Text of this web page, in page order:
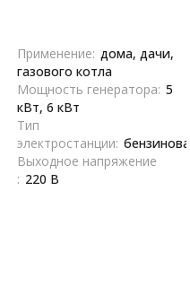
Применение: дома, дачи,
газового котла
Мощность генератора: 5
кВт, 6 кВт
Тип
электростанции: бензиновая
Выходное напряжение
: 220 В